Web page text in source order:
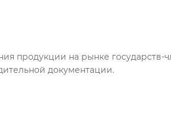
продукции на рынке государств-
документации.